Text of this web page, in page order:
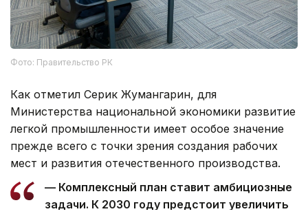
Фото: Правительство РК
Как отметил Серик Жумангарин, для
Министерства национальной экономики развитие
легкой промышленности имеет особое значение
прежде всего с точки зрения создания рабочих
мест и развития отечественного производства.
— Комплексный план ставит амбициозные
задачи. К 2030 году предстоит увеличить